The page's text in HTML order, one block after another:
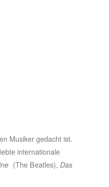
Musiker gedacht ist.
internationale
(The Beatles), Das